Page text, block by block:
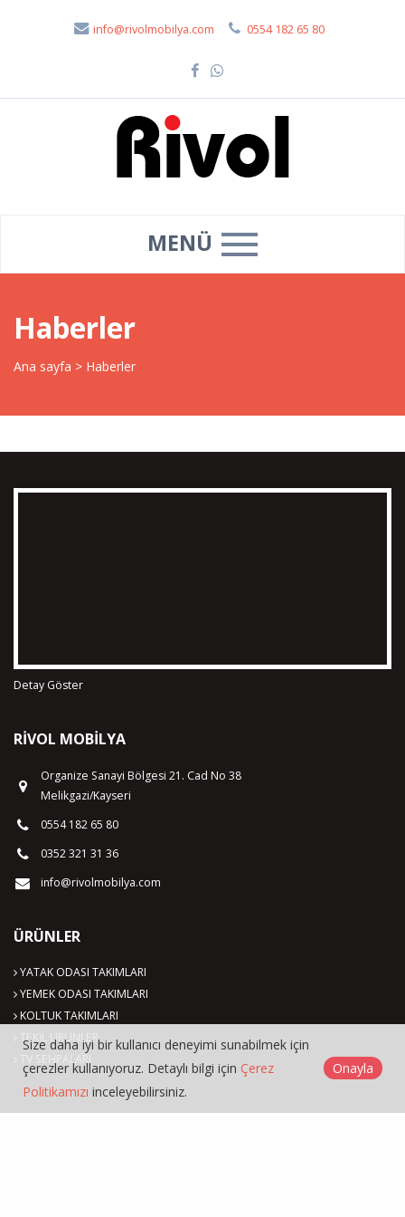
info@rivolmobilya.com 0554 182 65 80
MENÜ
Haberler
Ana sayfa > Haberler
Detay Göster
RIVOL MOBILYA
Organize Sanayi Bölgesi 21. Cad No 38
Melikgazi/Kayseri
0554 182 65 80
0352 321 31 36
info@rivolmobilya.com
ÜRÜNLER
YATAK ODASI TAKIMLARI
YEMEK ODASI TAKIMLARI
KOLTUK TAKIMLARI
TEKİL ÜRÜNLER
Size daha iyi bir kullanıcı deneyimi sunabilmek için
çerezler kullanıyoruz. Detaylı bilgi için Çerez
Politikamızı inceleyebilirsiniz.
Onayla